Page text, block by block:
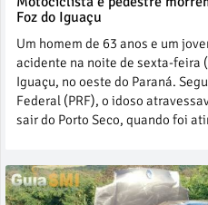
Foz do Iguaçu
Um homem de 63 anos e um
acidente na noite de sexta-feira
Iguaçu, no oeste do Paraná.
Federal (PRF), o idoso
sair do Porto Seco, quando foi